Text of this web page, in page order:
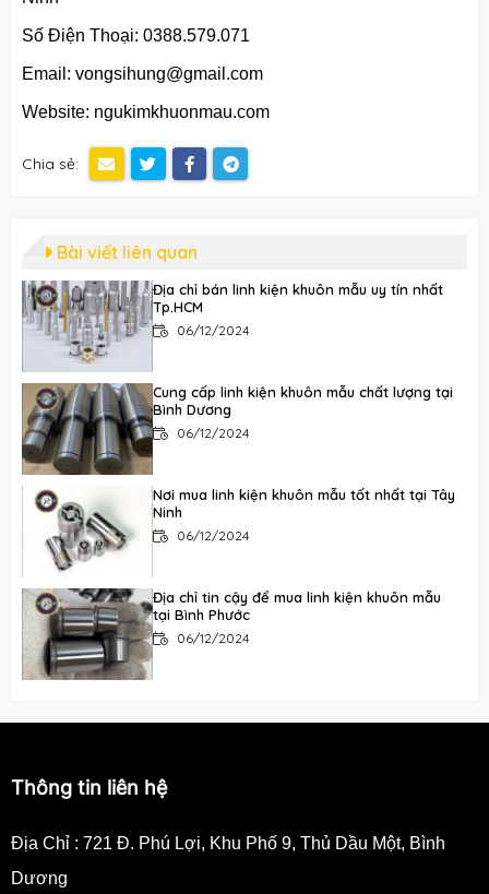
Số Điện Thoại: 0388.579.071
Email: vongsihung@gmail.com
Website: ngukimkhuonmau.com
Chia sẻ:
Bài viết liên quan
Địa chỉ bán linh kiện khuôn mẫu uy tín nhất
Tp.HCM
06/12/2024
Cung cấp linh kiện khuôn mẫu chất lượng tại
Bình Dương
06/12/2024
Nơi mua linh kiện khuôn mẫu tốt nhất tại Tây
Ninh
06/12/2024
Địa chỉ tin cậy để mua linh kiện khuôn mẫu
tại Bình Phước
06/12/2024
Nhà cung cấp linh kiện khuôn nhựa đạt
06/12/2024
Thông tin liên hệ
Địa Chỉ : 721 Đ. Phú Lợi, Khu Phố 9, Thủ Dầu Một, Bình
Dương